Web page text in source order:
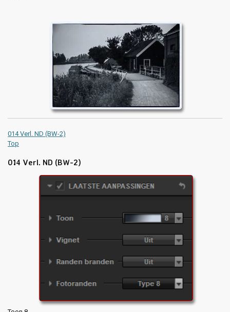
014 Verl. ND (BW-2)
Top
014 Verl. ND (BW-2)